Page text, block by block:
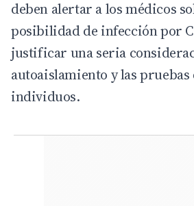
deben alertar a los médicos
posibilidad de infección por
justificar una seria
autoaislamiento y las pruebas
individuos.